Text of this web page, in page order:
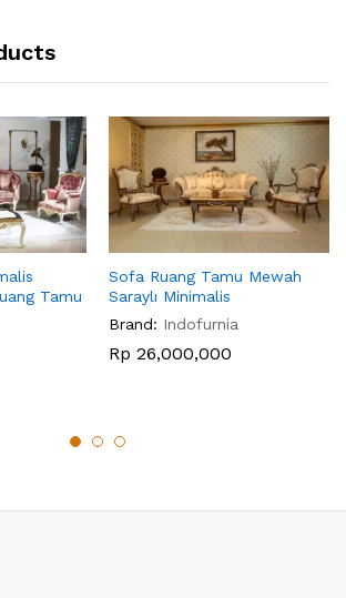
Tamu
Sofa Ruang Tamu Mewah
Saraylı Minimalis
Brand: Indofurnia
Rp 26,000,000